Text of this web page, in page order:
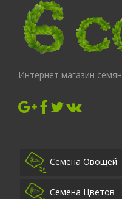
Интернет магазин семян
Семена Овощей
Семена Цветов